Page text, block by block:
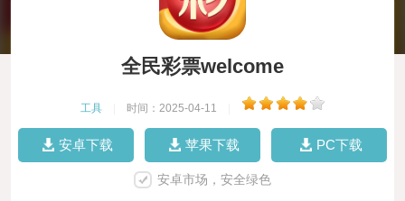
全民彩票welcome
工具 时间：2025-04-11
安卓下载 苹果下载 PC下载
安卓市场，安全绿色